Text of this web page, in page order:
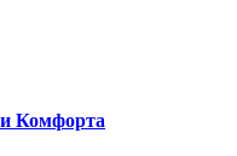
Комфорта